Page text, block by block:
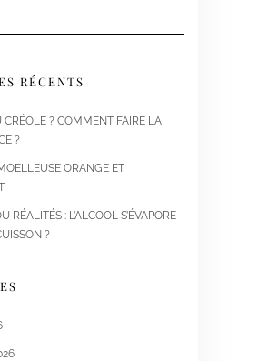
RÉCENTS
? COMMENT FAIRE LA
?
ORANGE ET
RÉALITÉS : L’ALCOOL S’ÉVAPORE-
?